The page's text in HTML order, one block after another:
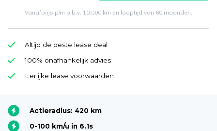
Vanafprijs p/m o.b.v. 10.000 km en looptijd van 60 maanden.
Altijd de beste lease deal
100% onafhankelijk advies
Eerlijke lease voorwaarden
Actieradius: 420 km
0-100 km/u in 6.1s